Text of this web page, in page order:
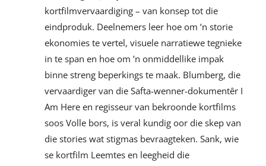
kortfilmvervaardiging – van konsep tot die
eindproduk. Deelnemers leer hoe om ’n storie
ekonomies te vertel, visuele narratiewe tegnieke
in te span en hoe om ’n onmiddellike impak
binne streng beperkings te maak. Blumberg, die
vervaardiger van die Safta-wenner-dokumentêr I
Am Here en regisseur van bekroonde kortfilms
soos Volle bors, is veral kundig oor die skep van
die stories wat stigmas bevraagteken. Sank, wie
se kortfilm Leemtes en leegheid die